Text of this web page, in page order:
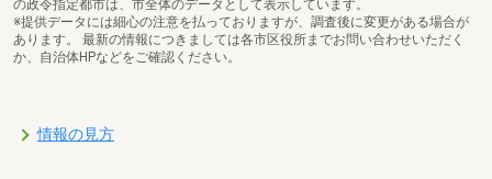
の政令指定都市は、市全体のデータとして表示しています。
※提供データには細心の注意を払っておりますが、調査後に変更がある場合が
あります。 最新の情報につきましては各市区役所までお問い合わせいただく
か、自治体HPなどをご確認ください。
情報の見方